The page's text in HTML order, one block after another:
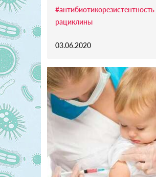
#антибиотикорезистентность
рациклины
03.06.2020